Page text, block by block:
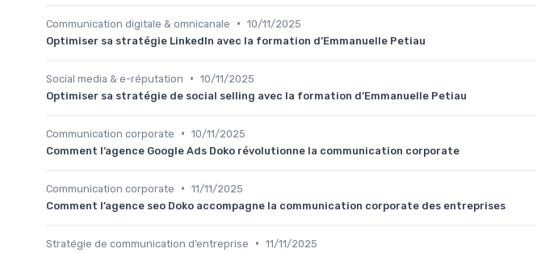
Communication digitale & omnicanale • 10/11/2025
Optimiser sa stratégie LinkedIn avec la formation d’Emmanuelle Petiau
Social media & e-réputation • 10/11/2025
Optimiser sa stratégie de social selling avec la formation d’Emmanuelle Petiau
Communication corporate • 10/11/2025
Comment l’agence Google Ads Doko révolutionne la communication corporate
Communication corporate • 11/11/2025
Comment l’agence seo Doko accompagne la communication corporate des entreprises
Stratégie de communication d’entreprise • 11/11/2025